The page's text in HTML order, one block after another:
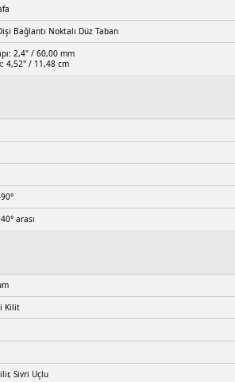
Bağlantı Noktalı Düz ​​Taban
2,4" / 60,00 mm
4,52" / 11,48 cm
arası
Kilit
Sivri Uçlu